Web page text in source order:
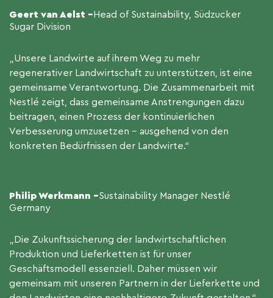
Geert van Aelst – Head of Sustainability, Südzucker
Sugar Division
„Unsere Landwirte auf ihrem Weg zu mehr
regenerativer Landwirtschaft zu unterstützen, ist eine
gemeinsame Verantwortung. Die Zusammenarbeit mit
Nestlé zeigt, dass gemeinsame Anstrengungen dazu
beitragen, einen Prozess der kontinuierlichen
Verbesserung umzusetzen – ausgehend von den
konkreten Bedürfnissen der Landwirte.“
Philip Werkmann –Sustainability Manager Nestlé
Germany
„Die Zukunftssicherung der landwirtschaftlichen
Produktion und Lieferketten ist für unser
Geschäftsmodell essenziell. Daher müssen wir
gemeinsam mit unseren Partnern in der Lieferkette und